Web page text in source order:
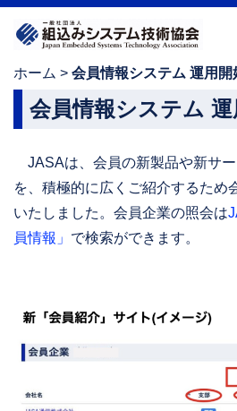
ホーム > 会員情報システム 運用開
会員情報システム
JASAは、会員の新製品や新サ
を、積極的に広くご紹介するため
いたしました。会員企業の照会は
員情報」 で検索ができます。